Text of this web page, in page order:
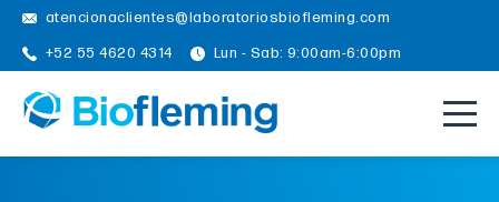
atencionaclientes@laboratoriosbiofleming.com
+52 55 4620 4314
Lun - Sab: 9:00am-6:00pm